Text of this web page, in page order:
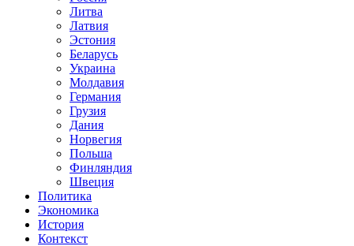
Литва
Латвия
Эстония
Беларусь
Украина
Молдавия
Германия
Грузия
Дания
Норвегия
Польша
Финляндия
Швеция
Политика
Экономика
История
Контекст